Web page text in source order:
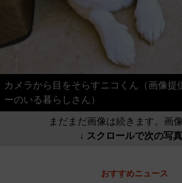
カメラから目をそらすニコくん（画像提
ーのいる暮らしさん）
まだまだ画像は続きます。画像
↓ スクロールで次の写
おすすめニュース